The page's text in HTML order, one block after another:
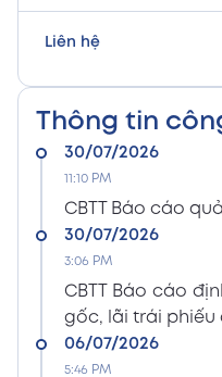
Liên hệ
Thông tin
30/07/2026
11:10 PM
CBTT Báo cáo
30/07/2026
3:06 PM
CBTT Báo cáo
gốc, lãi trái phiếu
06/07/2026
5:46 PM